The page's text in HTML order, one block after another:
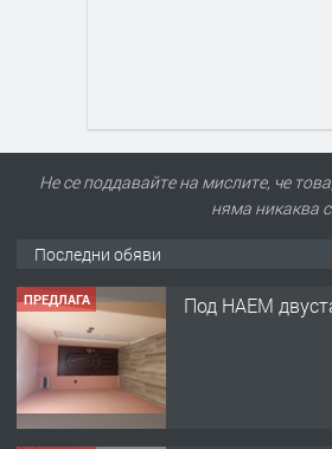
Не се поддавайте на мислите, че
няма никаква
Последни обяви
ПРЕДЛАГА Под НАЕМ